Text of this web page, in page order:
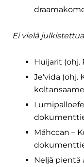
Ei vielä
Huijarit (ohj.
Je’vida (ohj.
Máhccan –
Neljä pientä